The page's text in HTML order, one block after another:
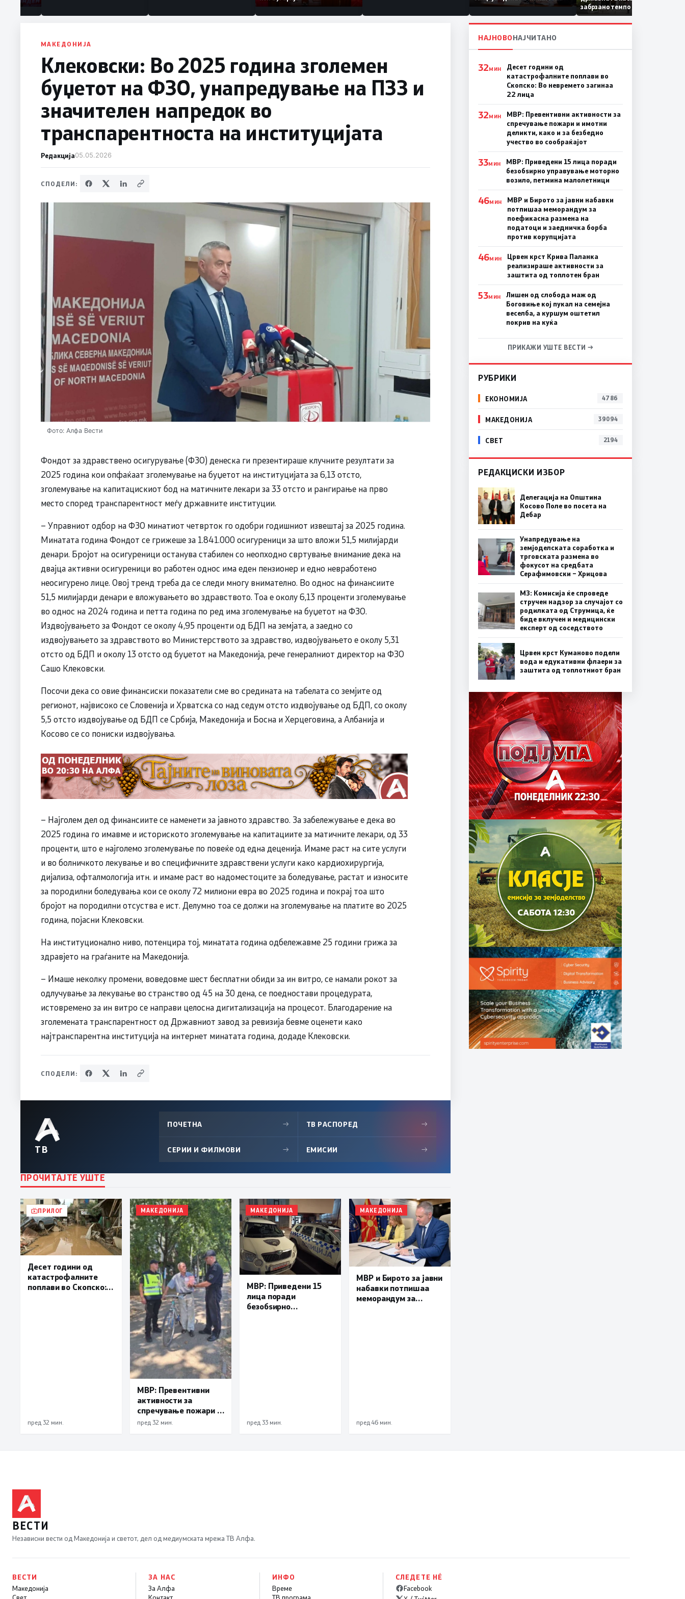
Коридор 8, Македонија
станува раскрсница на
Балканот
забрзано темпо
МАКЕДОНИЈА
Клековски: Во 2025 година зголемен
буџетот на ФЗО, унапредување на ПЗЗ и
значителен напредок во
транспарентноста на институцијата
Редакција05.05.2026
СПОДЕЛИ:
Фото: Алфа Вести
Фондот за здравствено осигурување (ФЗО) денеска ги презентираше клучните резултати за
2025 година кои опфаќаат зголемување на буџетот на институцијата за 6,13 отсто,
зголемување на капитацискиот бод на матичните лекари за 33 отсто и рангирање на прво
место според транспарентност меѓу државните институции.
– Управниот одбор на ФЗО минатиот четврток го одобри годишниот извештај за 2025 година.
Минатата година Фондот се грижеше за 1.841.000 осигуреници за што вложи 51,5 милијарди
денари. Бројот на осигуреници останува стабилен со неопходно свртување внимание дека на
двајца активни осигуреници во работен однос има еден пензионер и едно невработено
неосигурено лице. Овој тренд треба да се следи многу внимателно. Во однос на финансиите
51,5 милијарди денари е вложувањето во здравството. Тоа е околу 6,13 проценти зголемување
во однос на 2024 година и петта година по ред има зголемување на буџетот на ФЗО.
Издвојувањето за Фондот се околу 4,95 проценти од БДП на земјата, а заедно со
издвојувањето за здравството во Министерството за здравство, издвојувањето е околу 5,31
отсто од БДП и околу 13 отсто од буџетот на Македонија, рече генералниот директор на ФЗО
Сашо Клековски.
Посочи дека со овие финансиски показатели сме во средината на табелата со земјите од
регионот, највисоко се Словенија и Хрватска со над седум отсто издвојување од БДП, со околу
5,5 отсто издвојување од БДП се Србија, Македонија и Босна и Херцеговина, а Албанија и
Косово се со пониски издвојувања.
– Најголем дел од финансиите се наменети за јавното здравство. За забележување е дека во
2025 година го имавме и историското зголемување на капитациите за матичните лекари, од 33
проценти, што е најголемо зголемување по повеќе од една деценија. Имаме раст на сите услуги
и во болничкото лекување и во специфичните здравствени услуги како кардиохирургија,
дијализа, офталмологија итн. и имаме раст во надоместоците за боледување, растат и износите
за породилни боледувања кои се околу 72 милиони евра во 2025 година и покрај тоа што
бројот на породилни отсуства е ист. Делумно тоа се должи на зголемување на платите во 2025
година, појасни Клековски.
На институционално ниво, потенцира тој, минатата година одбележавме 25 години грижа за
здравјето на граѓаните на Македонија.
– Имаше неколку промени, воведовме шест бесплатни обиди за ин витро, се намали рокот за
одлучување за лекување во странство од 45 на 30 дена, се поедностави процедурата,
истовремено за ин витро се направи целосна дигитализација на процесот. Благодарение на
зголемената транспарентност од Државниот завод за ревизија бевме оценети како
најтранспарентна институција на интернет минатата година, додаде Клековски.
СПОДЕЛИ:
ТВ
ПОЧЕТНА → ТВ РАСПОРЕД →
СЕРИИ И ФИЛМОВИ → ЕМИСИИ →
ПРОЧИТАЈТЕ УШТЕ
ПРИЛОГ
Десет години од
катастрофалните
поплави во Скопско:
пред 32 мин.
МАКЕДОНИЈА
МВР: Превентивни
активности за
спречување пожари и
имотни деликти, како
пред 32 мин.
МАКЕДОНИЈА
МВР: Приведени 15
лица поради
безобѕирно
пред 33 мин.
МАКЕДОНИЈА
МВР и Бирото за јавни
набавки потпишаа
меморандум за
пред 46 мин.
НАЈНОВОНАЈЧИТАНО
32МИН
Десет години од
катастрофалните поплави во
Скопско: Во невремето загинаа
22 лица
32МИН
МВР: Превентивни активности за
спречување пожари и имотни
деликти, како и за безбедно
учество во сообраќајот
33МИН
МВР: Приведени 15 лица поради
безобѕирно управување моторно
возило, петмина малолетници
46МИН
МВР и Бирото за јавни набавки
потпишаа меморандум за
поефикасна размена на
податоци и заедничка борба
против корупцијата
46МИН
Црвен крст Крива Паланка
реализираше активности за
заштита од топлотен бран
53МИН
Лишен од слобода маж од
Боговиње кој пукал на семејна
веселба, а куршум оштетил
покрив на куќа
ПРИКАЖИ УШТЕ ВЕСТИ →
РУБРИКИ
ЕКОНОМИЈА 4786
МАКЕДОНИЈА 39094
СВЕТ 2194
РЕДАКЦИСКИ ИЗБОР
Делегација на Општина
Косово Поле во посета на
Дебар
Унапредување на
земјоделската соработка и
трговската размена во
фокусот на средбата
Серафимовски – Хрицова
МЗ: Комисија ќе спроведе
стручен надзор за случајот со
родилката од Струмица, ќе
биде вклучен и медицински
експерт од соседството
Црвен крст Куманово подели
вода и едукативни флаери за
заштита од топлотниот бран
ВЕСТИ
Независни вести од Македонија и светот, дел од медиумската мрежа ТВ Алфа.
ВЕСТИ
Македонија
ЗА НАС
За Алфа
ИНФО
Време
СЛЕДЕТЕ НÉ
Facebook